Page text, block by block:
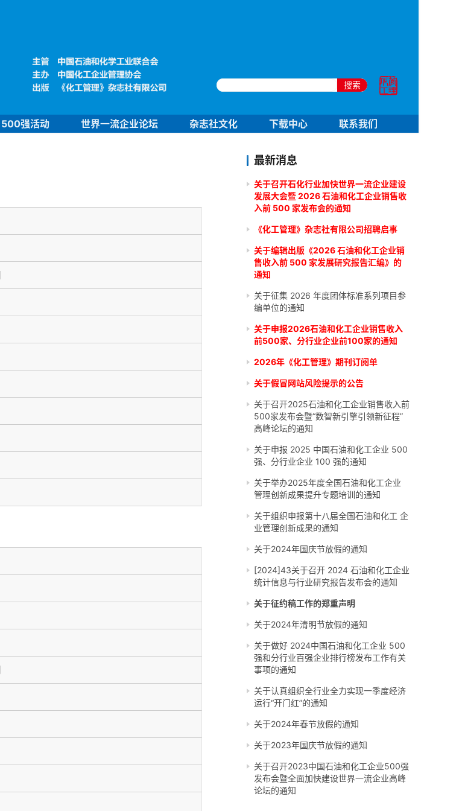
搜索
500强活动 世界一流企业论坛 杂志社文化 下载中心 联系我们
最新消息
关于召开石化行业加快世界一流企业建设
发展大会暨 2026 石油和化工企业销售收
入前 500 家发布会的通知
《化工管理》杂志社有限公司招聘启事
关于编辑出版《2026 石油和化工企业销
售收入前 500 家发展研究报告汇编》的
通知
关于征集 2026 年度团体标准系列项目参
编单位的通知
关于申报2026石油和化工企业销售收入
前500家、分行业企业前100家的通知
2026年《化工管理》期刊订阅单
关于假冒网站风险提示的公告
关于召开2025石油和化工企业销售收入前
500家发布会暨“数智新引擎引领新征程”
高峰论坛的通知
关于申报 2025 中国石油和化工企业 500
强、分行业企业 100 强的通知
关于举办2025年度全国石油和化工企业
管理创新成果提升专题培训的通知
关于组织申报第十八届全国石油和化工 企
业管理创新成果的通知
关于2024年国庆节放假的通知
[2024]43关于召开 2024 石油和化工企业
统计信息与行业研究报告发布会的通知
关于征约稿工作的郑重声明
关于2024年清明节放假的通知
关于做好 2024中国石油和化工企业 500
强和分行业百强企业排行榜发布工作有关
事项的通知
关于认真组织全行业全力实现一季度经济
运行“开门红”的通知
关于2024年春节放假的通知
关于2023年国庆节放假的通知
关于召开2023中国石油和化工企业500强
发布会暨全面加快建设世界一流企业高峰
论坛的通知